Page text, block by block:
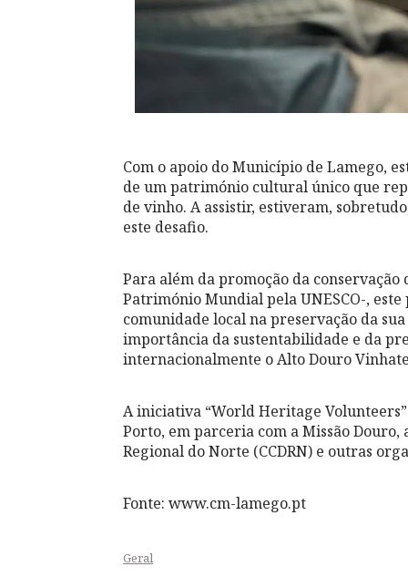
Com o apoio do Município de Lamego,
de um património cultural único que
de vinho. A assistir, estiveram,
este desafio.
Para além da promoção da
Património Mundial pela UNESCO-,
comunidade local na preservação da
importância da sustentabilidade e da
internacionalmente o Alto Douro
A iniciativa “World Heritage
Porto, em parceria com a Missão Douro,
Regional do Norte (CCDRN) e outras
Fonte: www.cm-lamego.pt
Geral